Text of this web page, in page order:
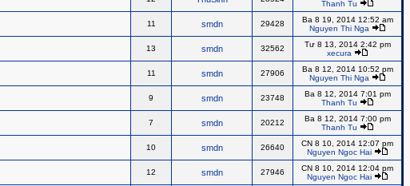
Thanh Tu
11 smdn 29428
Ba 8 19, 2014 12:52 am
Nguyen Thi Nga
13 smdn 32562
Tư 8 13, 2014 2:42 pm
xecura
11 smdn 27906
Ba 8 12, 2014 10:52 pm
Nguyen Thi Nga
9 smdn 23748
Ba 8 12, 2014 7:01 pm
Thanh Tu
7 smdn 20212
Ba 8 12, 2014 7:00 pm
Thanh Tu
10 smdn 26640
CN 8 10, 2014 12:07 pm
Nguyen Ngoc Hai
12 smdn 27946
CN 8 10, 2014 12:04 pm
Nguyen Ngoc Hai